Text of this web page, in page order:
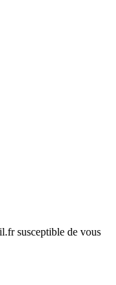
susceptible de vous